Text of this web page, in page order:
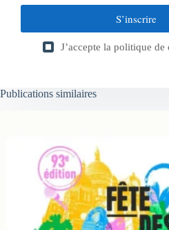
S’inscrire
J’accepte la politique de
Publications similaires